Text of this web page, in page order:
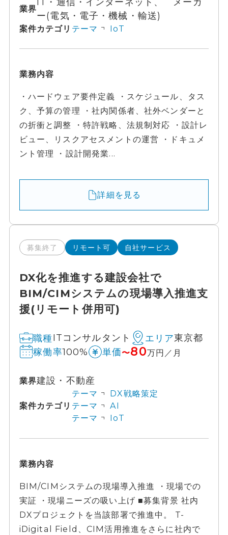
業界
ー(電気・電子・機械・輸送)
案件カテゴリ テーマ IoT
業務内容
・ハードウェア要件定義 ・スケジュール、タス
ク、予算の管理 ・社内関係者、社外ベンダーと
の折衝と調整 ・特許戦略、法規制対応 ・設計レ
ビュー、リスクアセスメントの運営 ・ドキュメ
ント管理 ・設計開発業...
詳細を見る
募集終了 リモート可 自社サービス
DX化を推進する建設会社で
BIM/CIMシステムの現場導入推進支
援(リモート併用可)
職種ITコンサルタント エリア東京都
稼働率100% 単価〜80万円／月
業界建設・不動産
案件カテゴリ
テーマ
DX戦略策定
テーマ
AI
テーマ
IoT
業務内容
BIM/CIMシステムの現場導入推進 ・現場での
実証 ・現場ニーズの吸い上げ ■募集背景 社内
DXプロジェクトを当該部署で推進中。 T-
iDigital Field、CIM活用推進をさらに社内で